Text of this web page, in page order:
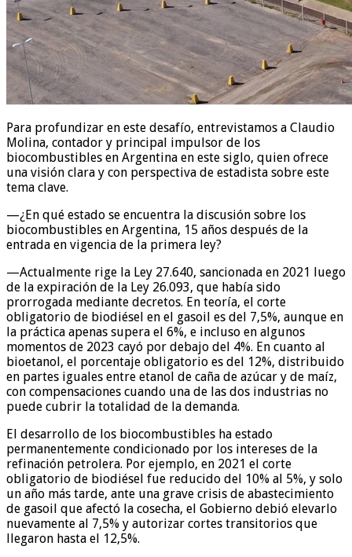
Para profundizar en este desafío, entrevistamos a Claudio
Molina, contador y principal impulsor de los
biocombustibles en Argentina en este siglo, quien ofrece
una visión clara y con perspectiva de estadista sobre este
tema clave.
—¿En qué estado se encuentra la discusión sobre los
biocombustibles en Argentina, 15 años después de la
entrada en vigencia de la primera ley?
—Actualmente rige la Ley 27.640, sancionada en 2021 luego
de la expiración de la Ley 26.093, que había sido
prorrogada mediante decretos. En teoría, el corte
obligatorio de biodiésel en el gasoil es del 7,5%, aunque en
la práctica apenas supera el 6%, e incluso en algunos
momentos de 2023 cayó por debajo del 4%. En cuanto al
bioetanol, el porcentaje obligatorio es del 12%, distribuido
en partes iguales entre etanol de caña de azúcar y de maíz,
con compensaciones cuando una de las dos industrias no
puede cubrir la totalidad de la demanda.
El desarrollo de los biocombustibles ha estado
permanentemente condicionado por los intereses de la
refinación petrolera. Por ejemplo, en 2021 el corte
obligatorio de biodiésel fue reducido del 10% al 5%, y solo
un año más tarde, ante una grave crisis de abastecimiento
de gasoil que afectó la cosecha, el Gobierno debió elevarlo
nuevamente al 7,5% y autorizar cortes transitorios que
llegaron hasta el 12,5%.